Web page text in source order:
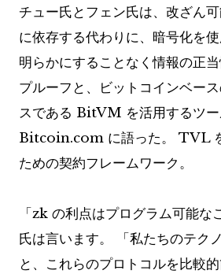
チュー氏とフェン氏は、改ざん
に依存する代わりに、暗号化を
明らかにすることなく情報の正
プルーフと、ビットコインベー
スである BitVM を活用するツー
Bitcoin.com に語った。 TVL
ための契約フレームワーク。
「zk の利点はプログラム可能
氏は言います。 「私たちのテク
と、これらのプロトコルを比較